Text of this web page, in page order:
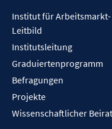
Institut für
Leitbild
Institutsleitung
Graduiertenprogramm
Befragungen
Projekte
Wissenschaftlicher Beirat